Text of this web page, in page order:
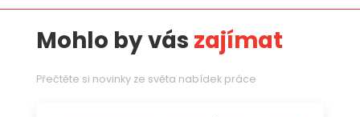
Mohlo by vás zajímat
Přečtěte si novinky ze světa nabídek práce